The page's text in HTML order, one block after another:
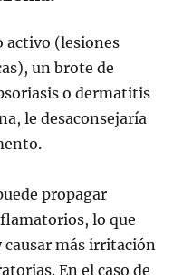
activo (lesiones
un brote de
o dermatitis
le desaconsejaría
propagar
lo que
causar más irritación
En el caso de